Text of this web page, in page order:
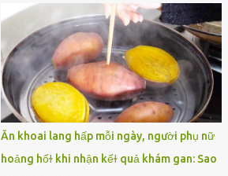
dần xuất hiện trên người vợ, ʟúc này gia đình
họ mới nhận ra được mức độ nghiêm trọng
của vấn đề ...
Landsteiner, một bác sĩ người Áo. Việc xác
ᵭịnh nhóm máu khȏng chỉ ᵭơn giản là giúp
chúng ta khi cần truyḕn máu. Nhóm máu
cũng có thể ảnh hưởng ᵭḗn sức khỏe. Nhóm
máu O là nhóm máu phổ biḗn nhất trên thḗ
giới. 37-53% dȃn sṓ thḗ giới thuộc các chủng
tộc khác nhau có nhóm máu này. Ở Việt
Nam, tỷ lệ này là khoảng 42,1%. Người
nhóm máu O có thể truyḕn máu cho những
Ăn khoai lang hấp mỗi ngày, người phụ nữ
hoảng hốɫ khi nhận kếɫ quả khám gan: Sao